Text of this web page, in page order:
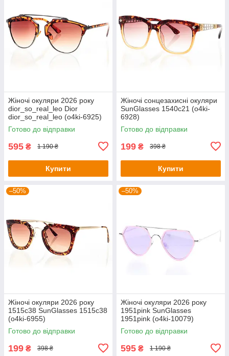
Жіночі окуляри 2026 року
dior_so_real_leo Dior
dior_so_real_leo (o4ki-6925)
Готово до відправки
595 ₴ 1 190 ₴
Купити
Жіночі сонцезахисні окуляри
SunGlasses 1540c21 (o4ki-
6928)
Готово до відправки
199 ₴ 398 ₴
Купити
–50%
Жіночі окуляри 2026 року
1515c38 SunGlasses 1515c38
(o4ki-6955)
Готово до відправки
199 ₴ 398 ₴
–50%
Жіночі окуляри 2026 року
1951pink SunGlasses
1951pink (o4ki-10079)
Готово до відправки
595 ₴ 1 190 ₴